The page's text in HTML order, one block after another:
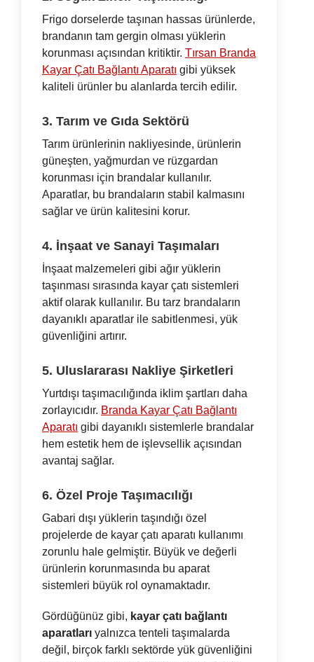
Frigo dorselerde taşınan hassas ürünlerde,
brandanın tam gergin olması yüklerin
korunması açısından kritiktir. Tırsan Branda
Kayar Çatı Bağlantı Aparatı gibi yüksek
kaliteli ürünler bu alanlarda tercih edilir.
3. Tarım ve Gıda Sektörü
Tarım ürünlerinin nakliyesinde, ürünlerin
güneşten, yağmurdan ve rüzgardan
korunması için brandalar kullanılır.
Aparatlar, bu brandaların stabil kalmasını
sağlar ve ürün kalitesini korur.
4. İnşaat ve Sanayi Taşımaları
İnşaat malzemeleri gibi ağır yüklerin
taşınması sırasında kayar çatı sistemleri
aktif olarak kullanılır. Bu tarz brandaların
dayanıklı aparatlar ile sabitlenmesi, yük
güvenliğini artırır.
5. Uluslararası Nakliye Şirketleri
Yurtdışı taşımacılığında iklim şartları daha
zorlayıcıdır. Branda Kayar Çatı Bağlantı
Aparatı gibi dayanıklı sistemlerle brandalar
hem estetik hem de işlevsellik açısından
avantaj sağlar.
6. Özel Proje Taşımacılığı
Gabari dışı yüklerin taşındığı özel
projelerde de kayar çatı aparatı kullanımı
zorunlu hale gelmiştir. Büyük ve değerli
ürünlerin korunmasında bu aparat
sistemleri büyük rol oynamaktadır.
Gördüğünüz gibi, kayar çatı bağlantı
aparatları yalnızca tenteli taşımalarda
değil, birçok farklı sektörde yük güvenliğini